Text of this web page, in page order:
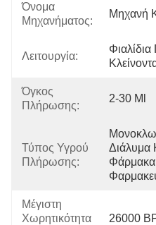
Όνομα
Μηχανήματος:
Μηχανή
Λειτουργία:
Φιαλίδια
Όγκος
Πλήρωσης:
2-30 Ml
Τύπος Υγρού
Πλήρωσης:
Διάλυμα
Φάρμακα
Μέγιστη
Χωρητικότητα
26000